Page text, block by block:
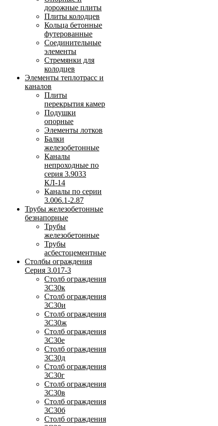
дорожные плиты
Плиты колодцев
Кольца бетонные
футерованные
Соединительные
элементы
Стремянки для
колодцев
Элементы теплотрасс и
каналов
Плиты
перекрытия камер
Подушки
опорные
Элементы лотков
Балки
железобетонные
Каналы
непроходные по
серия 3.9033
КЛ-14
Каналы по серии
3.006.1-2.87
Трубы железобетонные
безнапорные
Трубы
железобетонные
Трубы
асбестоцементные
Столбы ограждения
Серия 3.017-3
Столб ограждения
3С30к
Столб ограждения
3С30и
Столб ограждения
3С30ж
Столб ограждения
3С30е
Столб ограждения
3С30д
Столб ограждения
3С30г
Столб ограждения
3С30в
Столб ограждения
3С30б
Столб ограждения